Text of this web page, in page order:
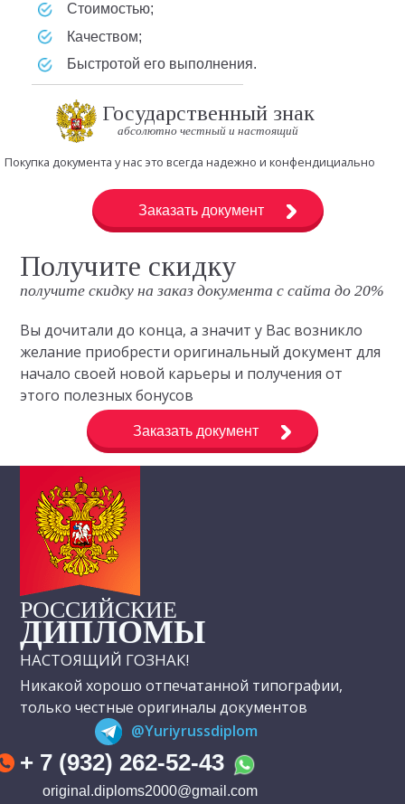
стоимостью;
качеством;
быстротой его выполнения.
Государственный знак
абсолютно честный и настоящий
Покупка документа у нас это всегда надежно и конфендициально
Заказать документ
Получите скидку
получите скидку на заказ документа с сайта до 20%
Вы дочитали до конца, а значит у Вас возникло
желание приобрести оригинальный документ для
начало своей новой карьеры и получения от
этого полезных бонусов
Заказать документ
РОССИЙСКИЕ
ДИПЛОМЫ
НАСТОЯЩИЙ ГОЗНАК!
Никакой хорошо отпечатанной типографии,
только честные оригиналы документов
@Yuriyrussdiplom
+ 7 (932) 262-52-43
original.diploms2000@gmail.com